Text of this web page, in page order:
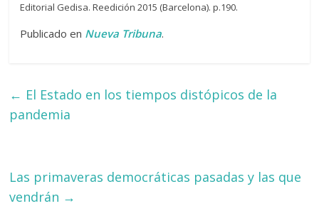
Editorial Gedisa. Reedición 2015 (Barcelona). p.190.
Publicado en Nueva Tribuna.
← El Estado en los tiempos distópicos de la
pandemia
Las primaveras democráticas pasadas y las que
vendrán →